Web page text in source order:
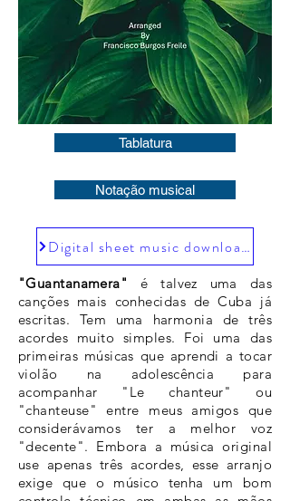
Tablatura
Notação musical
Digital sheet music downloads
"Guantanamera"
é talvez uma das
canções mais conhecidas de Cuba já
escritas. Tem uma harmonia de três
acordes muito simples. Foi uma das
primeiras músicas que aprendi a tocar
violão na adolescência para
acompanhar "Le chanteur" ou
"chanteuse" entre meus amigos que
considerávamos ter a melhor voz
"decente". Embora a música original
use apenas três acordes, esse arranjo
exige que o músico tenha um bom